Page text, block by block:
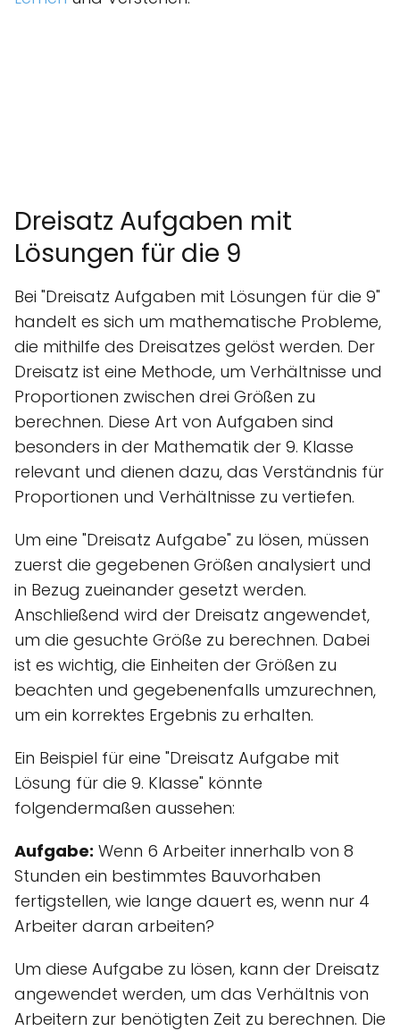
Dreisatz Aufgaben mit
Lösungen für die 9
Bei "Dreisatz Aufgaben mit Lösungen für die 9"
handelt es sich um mathematische Probleme,
die mithilfe des Dreisatzes gelöst werden. Der
Dreisatz ist eine Methode, um Verhältnisse und
Proportionen zwischen drei Größen zu
berechnen. Diese Art von Aufgaben sind
besonders in der Mathematik der 9. Klasse
relevant und dienen dazu, das Verständnis für
Proportionen und Verhältnisse zu vertiefen.
Um eine "Dreisatz Aufgabe" zu lösen, müssen
zuerst die gegebenen Größen analysiert und
in Bezug zueinander gesetzt werden.
Anschließend wird der Dreisatz angewendet,
um die gesuchte Größe zu berechnen. Dabei
ist es wichtig, die Einheiten der Größen zu
beachten und gegebenenfalls umzurechnen,
um ein korrektes Ergebnis zu erhalten.
Ein Beispiel für eine "Dreisatz Aufgabe mit
Lösung für die 9. Klasse" könnte
folgendermaßen aussehen:
Aufgabe: Wenn 6 Arbeiter innerhalb von 8
Stunden ein bestimmtes Bauvorhaben
fertigstellen, wie lange dauert es, wenn nur 4
Arbeiter daran arbeiten?
Um diese Aufgabe zu lösen, kann der Dreisatz
angewendet werden, um das Verhältnis von
Arbeitern zur benötigten Zeit zu berechnen. Die